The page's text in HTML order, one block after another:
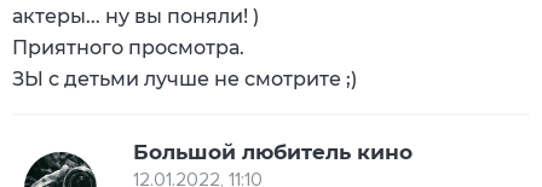
актеры... ну вы поняли! )
Приятного просмотра.
ЗЫ с детьми лучше не смотрите ;)
Большой любитель кино
12.01.2022, 11:10